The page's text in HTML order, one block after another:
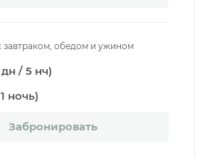
обедом и ужином
/ 5 нч)
ночь)
Забронировать